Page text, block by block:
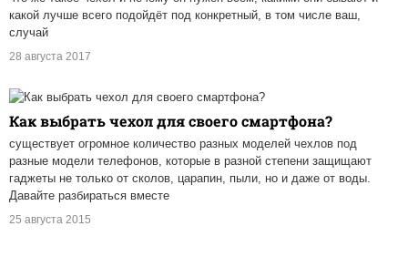
какой лучше всего подойдёт под конкретный, в том числе ваш,
случай
28 августа 2017
Как выбрать чехол для своего смартфона?
существует огромное количество разных моделей чехлов под
разные модели телефонов, которые в разной степени защищают
гаджеты не только от сколов, царапин, пыли, но и даже от воды.
Давайте разбираться вместе
25 августа 2015